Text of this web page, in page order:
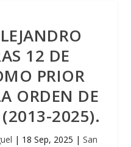
12 DE
PRIOR
ORDEN DE
2025).
| 18 Sep, 2025 | San